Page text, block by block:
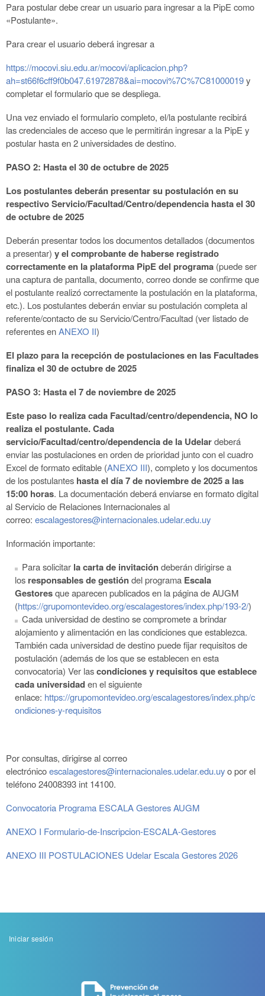
Para postular debe crear un usuario para ingresar a la PipE como
«Postulante».
Para crear el usuario deberá ingresar a
https://mocovi.siu.edu.ar/mocovi/aplicacion.php?
ah=st66f6cff9f0b047.61972878&ai=mocovi%7C%7C81000019y
completar el formulario que se despliega.
Una vez enviado el formulario completo, el/la postulante recibirá
las credenciales de acceso que le permitirán ingresar a la PipE y
postular hasta en 2 universidades de destino.
PASO 2: Hasta el 30 de octubre de 2025
Los postulantes deberán presentar su postulación en su
respectivo Servicio/Facultad/Centro/dependencia hasta el 30
de octubre de 2025
Deberán presentar todos los documentos detallados (documentos
a presentar) y el comprobante de haberse registrado
correctamente en la plataforma PipE del programa (puede ser
una captura de pantalla, documento, correo donde se confirme que
el postulante realizó correctamente la postulación en la plataforma,
etc.). Los postulantes deberán enviar su postulación completa al
referente/contacto de su Servicio/Centro/Facultad (ver listado de
referentes enANEXO II)
El plazo para la recepción de postulaciones en las Facultades
finaliza el 30 de octubre de 2025
PASO 3: Hasta el 7 de noviembre de 2025
Este paso lo realiza cada Facultad/centro/dependencia, NO lo
realiza el postulante. Cada
servicio/Facultad/centro/dependencia de la Udelardeberá
enviar las postulaciones en orden de prioridad junto con el cuadro
Excel de formato editable (ANEXO III), completo y los documentos
de los postulantes hasta el día 7 de noviembre de 2025 a las
15:00 horas. La documentación deberá enviarse en formato digital
al Servicio de Relaciones Internacionales al
correo: escalagestores@internacionales.udelar.edu.uy
Información importante:
Para solicitar la carta de invitacióndeberán dirigirse a
los responsables de gestióndel programa Escala
Gestoresque aparecen publicados en la página de AUGM
(https://grupomontevideo.org/escalagestores/index.php/193-2/)
Cada universidad de destino se compromete a brindar
alojamiento y alimentación en las condiciones que establezca.
También cada universidad de destino puede fijar requisitos de
postulación (además de los que se establecen en esta
convocatoria) Ver lascondiciones y requisitos que establece
cada universidaden el siguiente
enlace: https://grupomontevideo.org/escalagestores/index.php/c
ondiciones-y-requisitos
Por consultas, dirigirse al correo
electrónicoescalagestores@internacionales.udelar.edu.uyo por el
teléfono 24008393 int 14100.
Convocatoria Programa ESCALA Gestores AUGM
ANEXO I Formulario-de-Inscripcion-ESCALA-Gestores
ANEXO III POSTULACIONES Udelar Escala Gestores 2026
Menu
Iniciar sesión